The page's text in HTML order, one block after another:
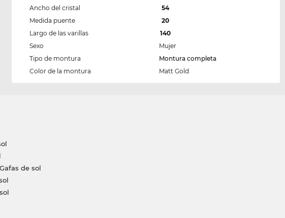
Ancho del cristal
54
Medida puente
20
Largo de las varillas
140
Sexo
Mujer
Tipo de montura
Montura completa
Color de la montura
Matt Gold
de sol